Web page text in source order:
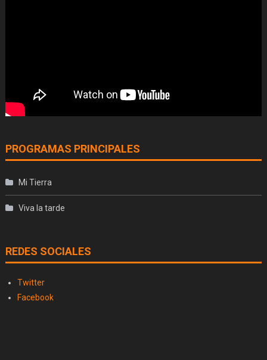
PROGRAMAS PRINCIPALES
Mi Tierra
Viva la tarde
REDES SOCIALES
Twitter
Facebook